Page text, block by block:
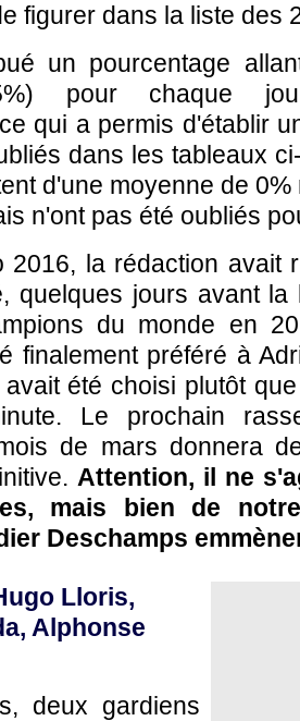
figurer dans la liste des
un pourcentage
pour chaque
qui a permis d'établir
dans les tableaux
d'une moyenne de
n'ont pas été oubliés
2016, la rédaction avait
quelques jours avant la
du monde en
finalement préféré à
été choisi plutôt
Le prochain
de mars donnera
Attention, il ne
mais bien de
Deschamps
Lloris,
Alphonse
deux gardiens